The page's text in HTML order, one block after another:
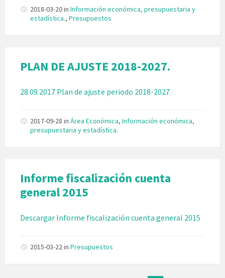
2018-03-20in Información económica, presupuestaria y
estadística., Presupuestos
PLAN DE AJUSTE 2018-2027.
28.09.2017 Plan de ajuste periodo 2018-2027.
2017-09-28 in Área Económica, Información económica,
presupuestaria y estadística.
Informe fiscalización cuenta
general 2015
Descargar Informe fiscalización cuenta general 2015
2015-03-22in Presupuestos